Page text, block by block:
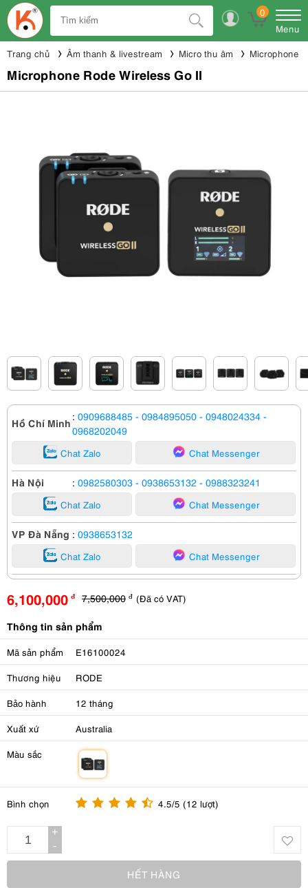
0
Menu
Trang chủ Âm thanh & livestream Micro thu âm Microphone
Microphone Rode Wireless Go II
Hồ Chí Minh : 0909688485 - 0984895050 - 0948024334 -
0968202049
Chat Zalo Chat Messenger
Hà Nội : 0982580303 - 0938653132 - 0988323241
Chat Zalo Chat Messenger
VP Đà Nẵng : 0938653132
Chat Zalo Chat Messenger
6,100,000 đ 7,500,000 đ (Đã có VAT)
Thông tin sản phẩm
Mã sản phẩm E16100024
Thương hiệu RODE
Bảo hành 12 tháng
Xuất xứ Australia
Màu sắc
Bình chọn 4.5/5 (12 lượt)
+
-
HẾT HÀNG